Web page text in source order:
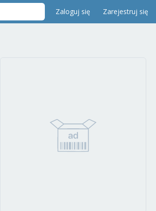
Zaloguj się Zarejestruj się